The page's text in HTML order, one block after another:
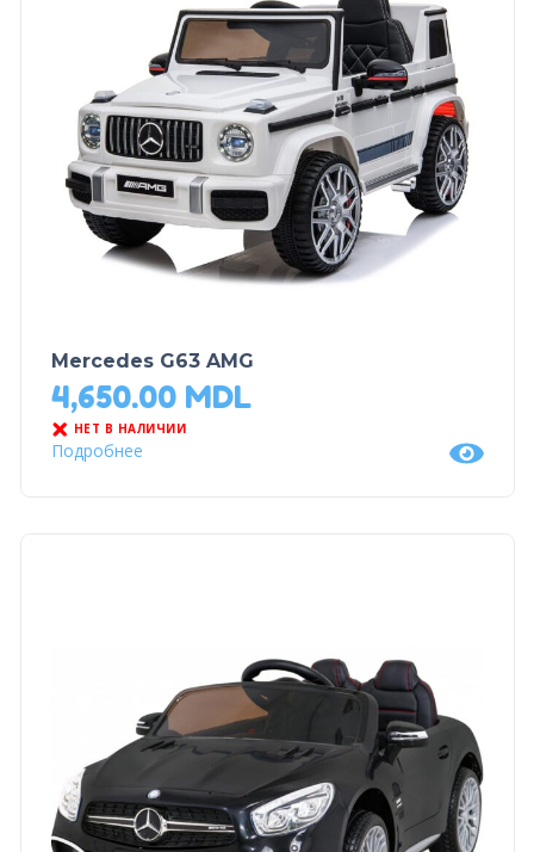
Mercedes G63 AMG
4,650.00 MDL
НЕТ В НАЛИЧИИ
Подробнее